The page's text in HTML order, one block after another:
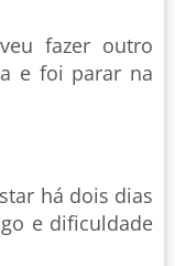
fazer outro
e foi parar na
há dois dias
e dificuldade